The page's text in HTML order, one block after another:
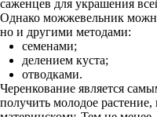
саженцев для украшения
Однако можжевельник
но и другими методами:
семенами;
делением куста;
отводками.
Черенкование является
получить молодое